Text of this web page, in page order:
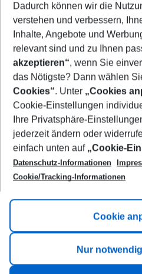
Who will travel
2 adults No children
Show
Footer
Footer navigation
Title A
Link A
Dadurch können wir die
verstehen und verbessern,
Inhalte, Angebote und
relevant sind und zu Ihnen
akzeptieren“, wenn Sie
das Nötigste? Dann wählen
Cookies“. Unter „Cookies
Cookie-Einstellungen
Ihre Privatsphäre-
jederzeit ändern oder
einfach unten auf „Cookie-
Datenschutz-Informationen
Cookie/Tracking-Informationen
Cookie
Nur